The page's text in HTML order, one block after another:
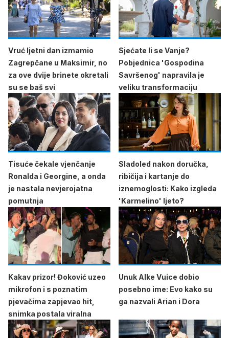
Vruć ljetni dan izmamio
Zagrepčane u Maksimir, no
za ove dvije brinete okretali
su se baš svi
Sjećate li se Vanje?
Pobjednica 'Gospodina
Savršenog' napravila je
veliku transformaciju
Tisuće čekale vjenčanje
Ronalda i Georgine, a onda
je nastala nevjerojatna
pomutnja
Sladoled nakon doručka,
ribičija i kartanje do
iznemoglosti: Kako izgleda
'Karmelino' ljeto?
Kakav prizor! Đoković uzeo
mikrofon i s poznatim
pjevačima zapjevao hit,
snimka postala viralna
Unuk Alke Vuice dobio
posebno ime: Evo kako su
ga nazvali Arian i Dora